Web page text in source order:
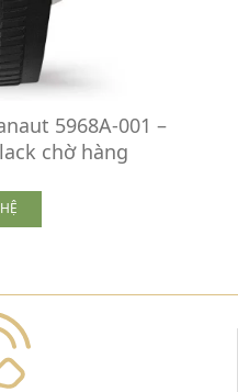
5968A-001 –
chờ hàng